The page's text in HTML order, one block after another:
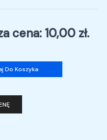
cena: 10,00 zł.
Do Koszyka